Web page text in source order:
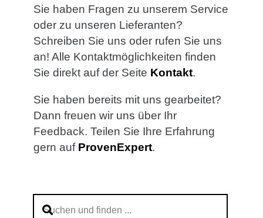
Sie haben Fragen zu unserem Service
oder zu unseren Lieferanten?
Schreiben Sie uns oder rufen Sie uns
an! Alle Kontaktmöglichkeiten finden
Sie direkt auf der Seite Kontakt.
Sie haben bereits mit uns gearbeitet?
Dann freuen wir uns über Ihr
Feedback. Teilen Sie Ihre Erfahrung
gern auf ProvenExpert.